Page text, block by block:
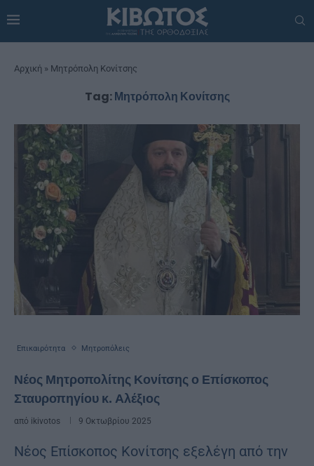
Αρχική » Μητρόπολη Κονίτσης
Tag:Μητρόπολη Κονίτσης
Επικαιρότητα Μητροπόλεις
Νέος Μητροπολίτης Κονίτσης ο Επίσκοπος
Σταυροπηγίου κ. Αλέξιος
από ikivotos 9 Οκτωβρίου 2025
Νέος Επίσκοπος Κονίτσης εξελέγη από την